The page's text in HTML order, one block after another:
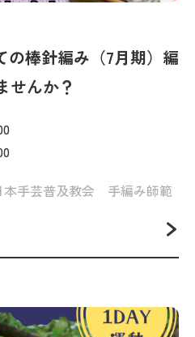
の棒針編み（7月期）編
せんか？
芸普及教会 手編み師範